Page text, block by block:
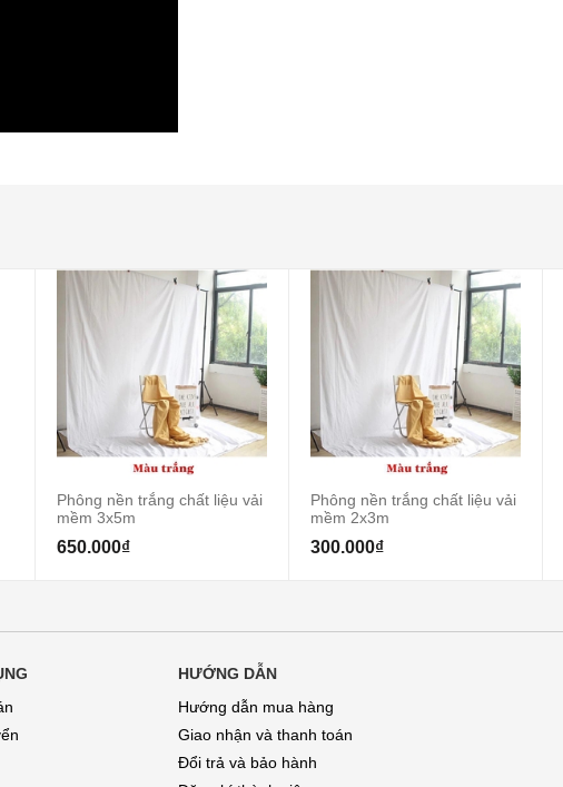
Phông nền trắng chất liệu vải
mềm 3x5m
650.000₫
Phông nền trắng chất liệu vải
mềm 2x3m
300.000₫
HƯỚNG DẪN
Hướng dẫn mua hàng
Giao nhận và thanh toán
Đổi trả và bảo hành